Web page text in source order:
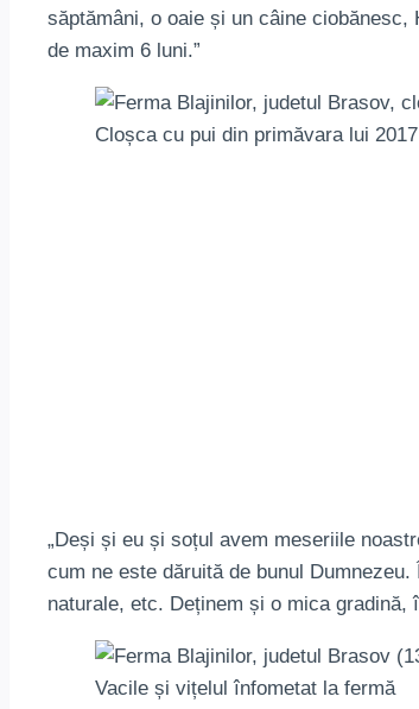
săptămâni, o oaie și un câine
de maxim 6 luni.”
Cloșca cu pui din primăvara lui
„Deși și eu și soțul avem meseriile
cum ne este dăruită de bunul
naturale, etc. Deținem și o mica gradină,
Vacile și vițelul înfometat la fermă